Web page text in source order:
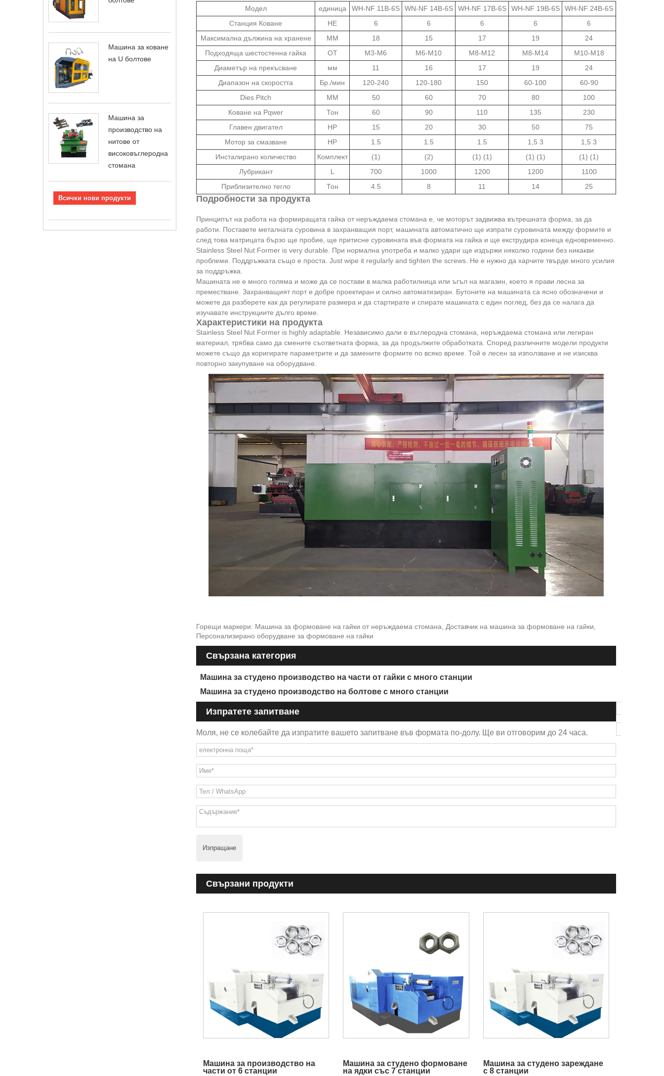
Машина за коване
на U болтове
Машина за
производство на
нитове от
високовъглеродна
стомана
Всички нови продукти
Модел
единица WH-NF 11B-6S WN-NF 14B-6S WH-NF 17B-6S WH-NF 19B-6S
WH-NF 24B-6S
Станция Коване
НЕ 6 6 6 6
6
Максимална дължина на хранене
ММ 18 15 17 19
24
Подходяща шестостенна гайка
ОТ М3-М6 М6-М10 М8-М12 М8-М14
М10-М18
Диаметър на прекъсване
мм 11 16 17 19
24
Диапазон на скоростта
Бр./мин 120-240 120-180 150 60-100
60-90
Dies Pitch
ММ 50 60 70 80
100
Коване на Pqwer
Тон 60 90 110 135
230
Главен двигател
HP 15 20 30 50
75
Мотор за смазване
HP 1.5 1.5 1.5 1,5 3
1,5 3
Инсталирано количество
Комплект (1) (2) (1) (1) (1) (1)
(1) (1)
Лубрикант
L 700 1000 1200 1200
1100
Приблизително тегло
Тон 4.5 8 11 14 25
Подробности за продукта
Принципът на работа на формиращата гайка от неръждаема стомана е, че моторът задвижва вътрешната форма, за да
работи. Поставете металната суровина в захранващия порт, машината автоматично ще изпрати суровината между формите и
след това матрицата бързо ще пробие, ще притисне суровината във формата на гайка и ще екструдира конеца едновременно.
Stainless Steel Nut Former is very durable. При нормална употреба и малко удари ще издържи няколко години без никакви
проблеми. Поддръжката също е проста. Just wipe it regularly and tighten the screws. Не е нужно да харчите твърде много усилия
за поддръжка.
Машината не е много голяма и може да се постави в малка работилница или ъгъл на магазин, което я прави лесна за
преместване. Захранващият порт е добре проектиран и силно автоматизиран. Бутоните на машината са ясно обозначени и
можете да разберете как да регулирате размера и да стартирате и спирате машината с един поглед, без да се налага да
изучавате инструкциите дълго време.
Характеристики на продукта
Stainless Steel Nut Former is highly adaptable. Независимо дали е въглеродна стомана, неръждаема стомана или легиран
материал, трябва само да смените съответната форма, за да продължите обработката. Според различните модели продукти
можете също да коригирате параметрите и да замените формите по всяко време. Той е лесен за използване и не изисква
повторно закупуване на оборудване.
Горещи маркери: Машина за формоване на гайки от неръждаема стомана, Доставчик на машина за формоване на гайки,
Персонализирано оборудване за формоване на гайки
Свързана категория
Машина за студено производство на части от гайки с много станции
Машина за студено производство на болтове с много станции
Изпратете запитване
Моля, не се колебайте да изпратите вашето запитване във формата по-долу. Ще ви отговорим до 24 часа.
Изпращане
Свързани продукти
Машина за производство на
части от 6 станции
Машина за студено формоване
на ядки със 7 станции
Машина за студено зареждане
с 8 станции